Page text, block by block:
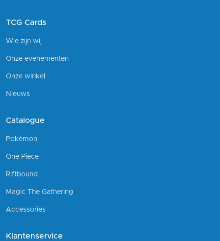
TCG Cards
Wie zijn wij
Onze evenementen
Onze winkel
Nieuws
Catalogue
Pokémon
One Piece
Riftbound
Magic The Gathering
Accessories
Klantenservice